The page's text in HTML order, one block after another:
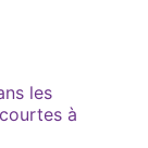
les
à